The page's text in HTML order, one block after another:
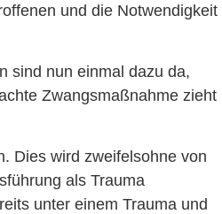
und die Notwendigkeit
sind nun einmal dazu da,
Zwangsmaßnahme zieht
Dies wird zweifelsohne von
als Trauma
unter einem Trauma und